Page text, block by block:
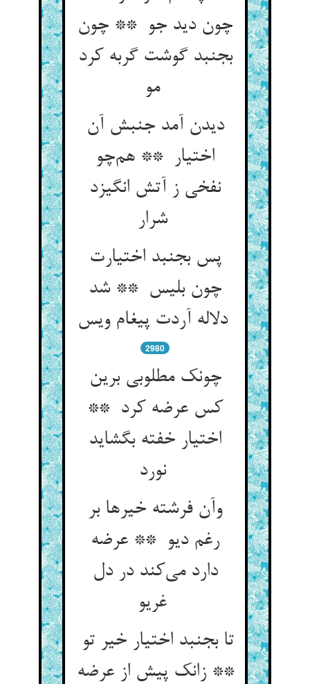
چون دید جو ** چون
بجنبد گوشت گربه کرد
مو
دیدن آمد جنبش آن
اختیار ** هم‌چو
نفخی ز آتش انگیزد
شرار
پس بجنبد اختیارت
چون بلیس ** شد
دلاله آردت پیغام ویس
2980
چونک مطلوبی برین
کس عرضه کرد **
اختیار خفته بگشاید
نورد
وآن فرشته خیرها بر
رغم دیو ** عرضه
دارد می‌کند در دل
تا بجنبد اختیار خیر تو
** زانک پیش از عرضه